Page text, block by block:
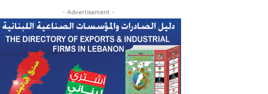
- Advertisement -